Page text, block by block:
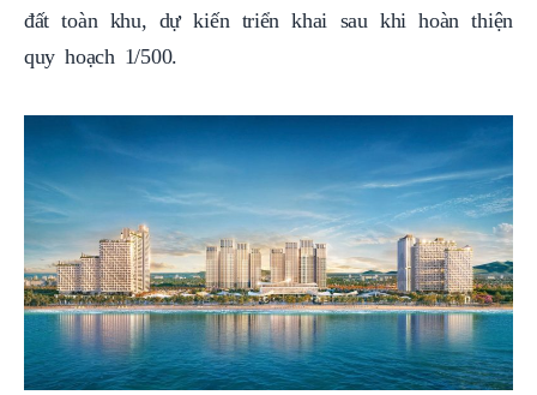
đất toàn khu, dự kiến triển khai sau khi hoàn thiện
quy hoạch 1/500.